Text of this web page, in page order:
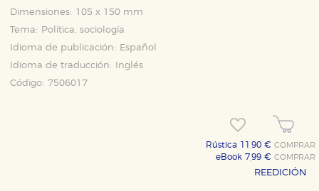
Dimensiones: 105 x 150 mm
Tema:
Política, sociología
Idioma de publicación:
Español
Idioma de traducción:
Inglés
Código: 7506017
Rústica 11,90 €COMPRAR
eBook 7,99 €COMPRAR
REEDICIÓN